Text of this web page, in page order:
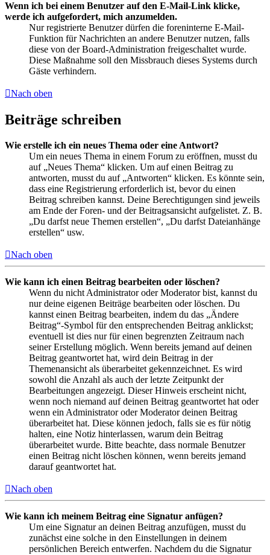
Wenn ich bei einem Benutzer auf den E-Mail-Link klicke,
werde ich aufgefordert, mich anzumelden.
Nur registrierte Benutzer dürfen die foreninterne E-Mail-
Funktion für Nachrichten an andere Benutzer nutzen, falls
diese von der Board-Administration freigeschaltet wurde.
Diese Maßnahme soll den Missbrauch dieses Systems durch
Gäste verhindern.
Nach oben
Beiträge schreiben
Wie erstelle ich ein neues Thema oder eine Antwort?
Um ein neues Thema in einem Forum zu eröffnen, musst du
auf „Neues Thema“ klicken. Um auf einen Beitrag zu
antworten, musst du auf „Antworten“ klicken. Es könnte sein,
dass eine Registrierung erforderlich ist, bevor du einen
Beitrag schreiben kannst. Deine Berechtigungen sind jeweils
am Ende der Foren- und der Beitragsansicht aufgelistet. Z. B.
„Du darfst neue Themen erstellen“, „Du darfst Dateianhänge
erstellen“ usw.
Nach oben
Wie kann ich einen Beitrag bearbeiten oder löschen?
Wenn du nicht Administrator oder Moderator bist, kannst du
nur deine eigenen Beiträge bearbeiten oder löschen. Du
kannst einen Beitrag bearbeiten, indem du das „Ändere
Beitrag“-Symbol für den entsprechenden Beitrag anklickst;
eventuell ist dies nur für einen begrenzten Zeitraum nach
seiner Erstellung möglich. Wenn bereits jemand auf deinen
Beitrag geantwortet hat, wird dein Beitrag in der
Themenansicht als überarbeitet gekennzeichnet. Es wird
sowohl die Anzahl als auch der letzte Zeitpunkt der
Bearbeitungen angezeigt. Dieser Hinweis erscheint nicht,
wenn noch niemand auf deinen Beitrag geantwortet hat oder
wenn ein Administrator oder Moderator deinen Beitrag
überarbeitet hat. Diese können jedoch, falls sie es für nötig
halten, eine Notiz hinterlassen, warum dein Beitrag
überarbeitet wurde. Bitte beachte, dass normale Benutzer
einen Beitrag nicht löschen können, wenn bereits jemand
darauf geantwortet hat.
Nach oben
Wie kann ich meinem Beitrag eine Signatur anfügen?
Um eine Signatur an deinen Beitrag anzufügen, musst du
zunächst eine solche in den Einstellungen in deinem
persönlichen Bereich entwerfen. Nachdem du die Signatur